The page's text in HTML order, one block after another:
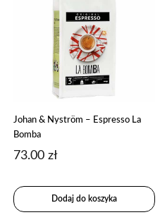
Johan & Nyström – Espresso La
Bomba
73.00zł
Dodaj do koszyka